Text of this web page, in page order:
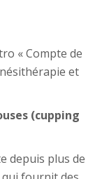
« Compte de
et
(cupping
depuis plus de